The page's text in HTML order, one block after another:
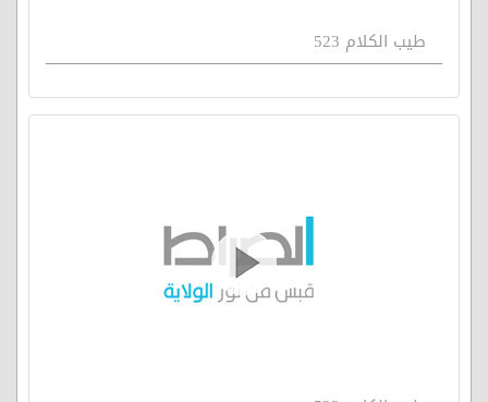
طيب الكلام 523